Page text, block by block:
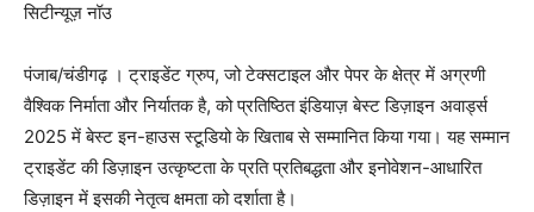
सिटीन्यूज़ नॉउ
पंजाब/चंडीगढ़ । ट्राइडेंट ग्रुप, जो टेक्सटाइल और पेपर के क्षेत्र में अग्रणी
वैश्विक निर्माता और निर्यातक है, को प्रतिष्ठित इंडियाज़ बेस्ट डिज़ाइन अवार्ड्स
2025 में बेस्ट इन-हाउस स्टूडियो के खिताब से सम्मानित किया गया। यह सम्मान
ट्राइडेंट की डिज़ाइन उत्कृष्टता के प्रति प्रतिबद्धता और इनोवेशन-आधारित
डिज़ाइन में इसकी नेतृत्व क्षमता को दर्शाता है।